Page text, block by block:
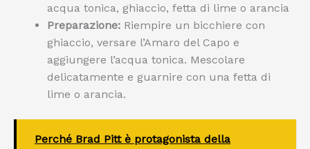
acqua tonica, ghiaccio, fetta di lime o arancia
Preparazione: Riempire un bicchiere con
ghiaccio, versare l’Amaro del Capo e
aggiungere l’acqua tonica. Mescolare
delicatamente e guarnire con una fetta di
lime o arancia.
Perché Brad Pitt è protagonista della